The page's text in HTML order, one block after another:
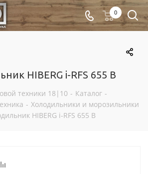
0
HIBERG i-RFS 655 B
техники 18|10 - Каталог -
- Холодильники и морозильники
HIBERG i-RFS 655 B